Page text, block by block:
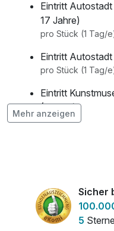
Eintritt
17 Jahre)
pro Stück (1
Eintritt
pro Stück (1
Eintritt
(Kinder/
Jugendliche*r
pro Stück (1
Mehr anzeigen
Sicher
5 Sterne,